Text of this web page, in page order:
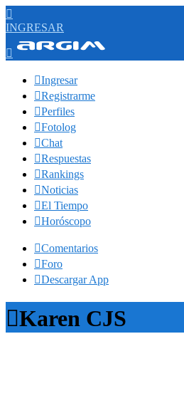

INGRESAR

Ingresar
Registrarme
Perfiles
Fotolog
Chat
Respuestas
Rankings
Noticias
El Tiempo
Horóscopo
Comentarios
Foro
Descargar App
Karen CJS